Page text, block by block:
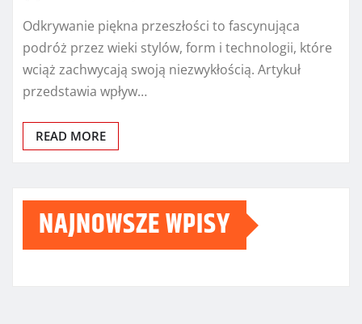
Odkrywanie piękna przeszłości to fascynująca
podróż przez wieki stylów, form i technologii, które
wciąż zachwycają swoją niezwykłością. Artykuł
przedstawia wpływ…
READ MORE
NAJNOWSZE WPISY